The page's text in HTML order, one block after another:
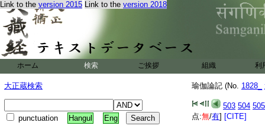
Link to the version 2015 Link to the version 2018
ホーム 検索 ご挨拶 組織 利
大正蔵検索
punctuation Hangul Eng
瑜伽論記 (No. 1828_
503 504 505
点:無/有] [CITE]
中倶爲壞失。二別
毘奈耶者是其律藏
可法通三藏。三藏
名毘奈耶。一者於
者於假説相處至起
中所破之義。備云
依他假説所依圓成
勝義性能無所有。
名假説相。假説有
相處。即知假説依